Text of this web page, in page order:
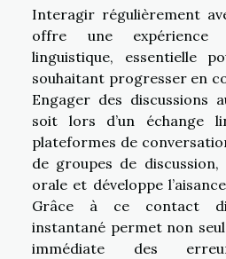
Interagir régulièrement
offre une expérience
linguistique, essentielle
souhaitant progresser en
Engager des discussions
soit lors d’un échange
plateformes de
de groupes de
orale et développe
Grâce à ce contact
instantané permet non
immédiate des